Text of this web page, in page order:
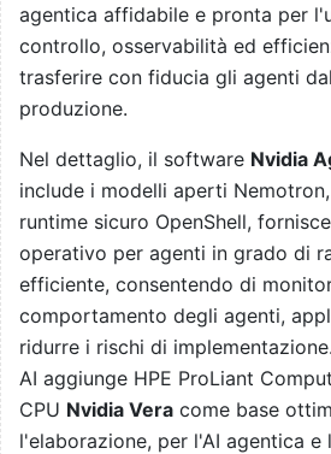
agentica affidabile e pronta per
controllo, osservabilità ed
trasferire con fiducia gli agenti
produzione.
Nel dettaglio, il software Nvidia
include i modelli aperti
runtime sicuro OpenShell,
operativo per agenti in grado di
efficiente, consentendo di
comportamento degli agenti,
ridurre i rischi di
AI aggiunge HPE ProLiant
CPU Nvidia Vera come base
l'elaborazione, per l'AI agentica e